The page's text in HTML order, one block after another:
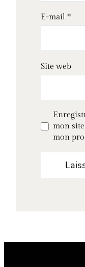
E-mail *
Site web
mon
mon